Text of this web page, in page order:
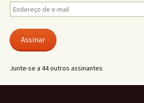
Endereço
de
mail Assinar
Junte-se a 44 outros assinantes